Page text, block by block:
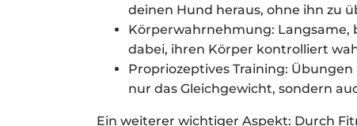
deinen Hund heraus, ohne ihn zu
Körperwahrnehmung: Langsame,
dabei, ihren Körper kontrolliert
Propriozeptives Training:
nur das Gleichgewicht, sondern
Ein weiterer wichtiger Aspekt: Durch